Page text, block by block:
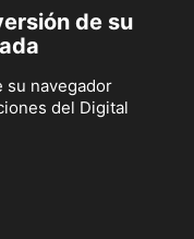
de su
su navegador
del Digital